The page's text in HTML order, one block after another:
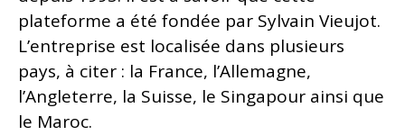
plateforme a été fondée par Sylvain Vieujot.
L’entreprise est localisée dans plusieurs
pays, à citer : la France, l’Allemagne,
l’Angleterre, la Suisse, le Singapour ainsi que
le Maroc.